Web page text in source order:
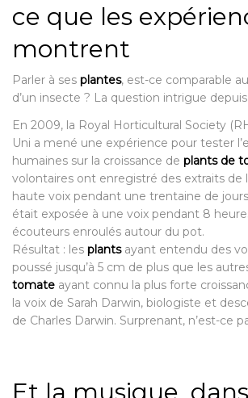
ce que les
montrent
Parler à ses plantes, est-ce comparable
d’un insecte ? La question intrigue
En 2009, la Royal Horticultural Society
Uni a mené une expérience pour tester
humaines sur la croissance de plants de
volontaires ont enregistré des extraits de
haute voix pendant une trentaine de
était exposée à une voix pendant 8
écouteurs enroulés autour du pot.
Résultat : les plantsayant entendu des
poussé jusqu’à 5 cm de plus que les
tomate ayant connu la plus forte
la voix de Sarah Darwin, biologiste et
de Charles Darwin. Surprenant, n’est-ce
Et la musique,